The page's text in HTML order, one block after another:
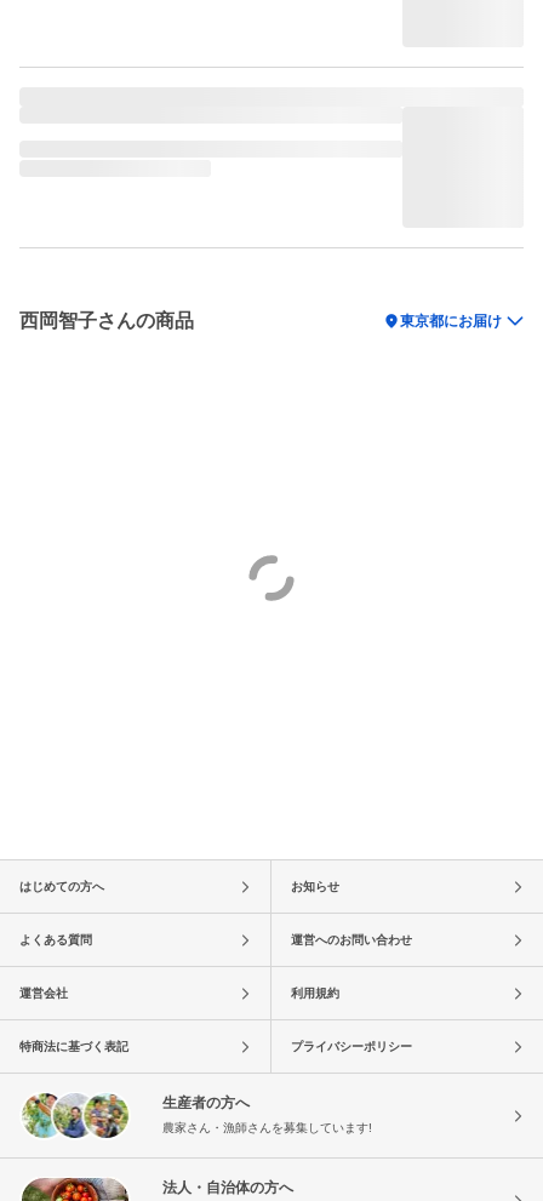
西岡智子さんの商品 location_on東京都にお届け
はじめての方へ お知らせ
よくある質問 運営へのお問い合わせ
運営会社 利用規約
特商法に基づく表記 プライバシーポリシー
生産者の方へ
農家さん・漁師さんを募集しています!
法人・自治体の方へ